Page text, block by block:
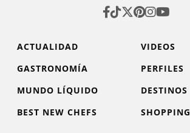
ACTUALIDAD
VIDEOS
GASTRONOMÍA
PERFILES
MUNDO LÍQUIDO
DESTINOS
BEST NEW CHEFS
SHOPPING